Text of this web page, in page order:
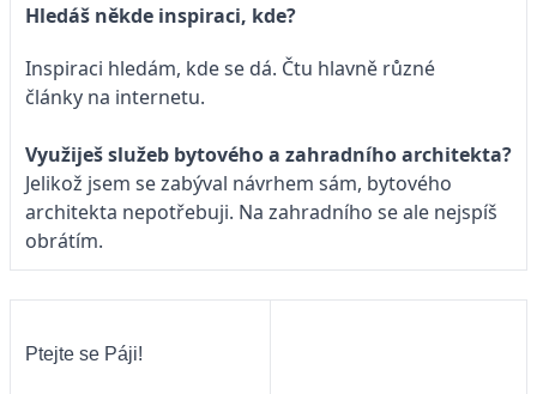
Hledáš někde inspiraci, kde?
Inspiraci hledám, kde se dá. Čtu hlavně různé
články na internetu.
Využiješ služeb bytového a zahradního architekta?
Jelikož jsem se zabýval návrhem sám, bytového
architekta nepotřebuji. Na zahradního se ale nejspíš
obrátím.
Ptejte se Páji!